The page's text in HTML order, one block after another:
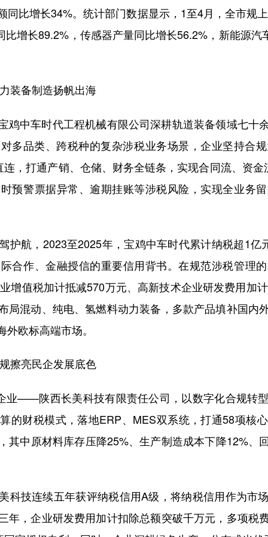
同比增长34%。统计部门数据显示，1至4月，全市规
增长89.2%，传感器产量同比增长56.2%，新能源
备制造扬帆出海
车时代工程机械有限公司深耕轨道装备领域七十
多品类、跨税种的复杂涉税业务场景，企业坚持合
，打通产销、仓储、财务全链条，实现合同流、资
预警票据异常、逾期挂账等涉税风险，实现全业务
，2023至2025年，宝鸡中车时代累计纳税超1亿
合作、金融授信的重要信用背书。在规范涉税管理
增值税加计抵减570万元、高新技术企业研发费用加
局混动、纯电、氢燃料动力装备，多款产品填补国内
欧标高端市场。
亮民企发展底色
——陕西长美科技有限责任公司，以数字化合规转
的财税模式，落地ERP、MES双系统，打通58项核
其中原材料库存压降25%、生产制造成本下降12%、
连续五年获评纳税信用A级，将纳税信用作为市
年，企业研发费用加计扣除总额突破千万元，多项税